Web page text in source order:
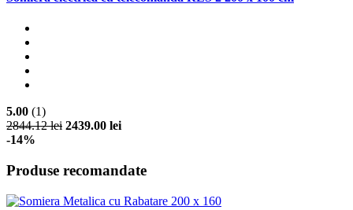
5.00 (1)
2844.12 lei 2439.00 lei
-14%
Produse recomandate